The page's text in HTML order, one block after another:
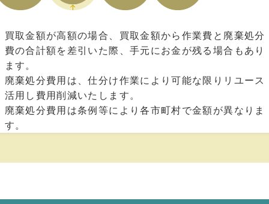
買取⾦額が⾼額の場合、買取⾦額から作業費と廃棄処分
費の合計額を差引いた際、⼿元にお⾦が残る場合もあり
ます。
廃棄処分費⽤は、仕分け作業により可能な限りリユース
活⽤し費⽤削減いたします。
廃棄処分費⽤は条例等により各市町村で⾦額が異なりま
す。